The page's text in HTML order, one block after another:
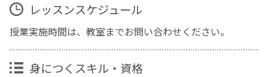
レッスンスケジュール
授業実施時間は、教室までお問い合わせください。
身につくスキル・資格